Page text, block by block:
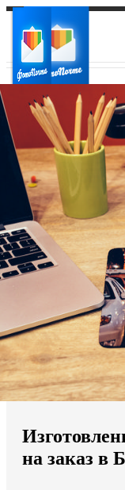
Ваш город:
Ваш регион
Выберите из списка:
Мы доставляем по
Продолжить без
на заказ в